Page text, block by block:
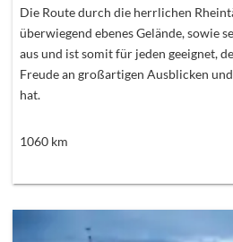
Die Route durch die herrlichen
überwiegend ebenes Gelände, sowie
aus und ist somit für jeden geeignet,
Freude an großartigen Ausblicken
hat.
1060km